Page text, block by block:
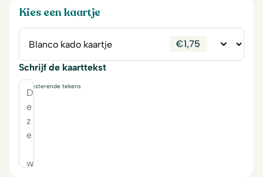
Kies een kaartje
€1,75
Schrijf de kaarttekst
resterende tekens